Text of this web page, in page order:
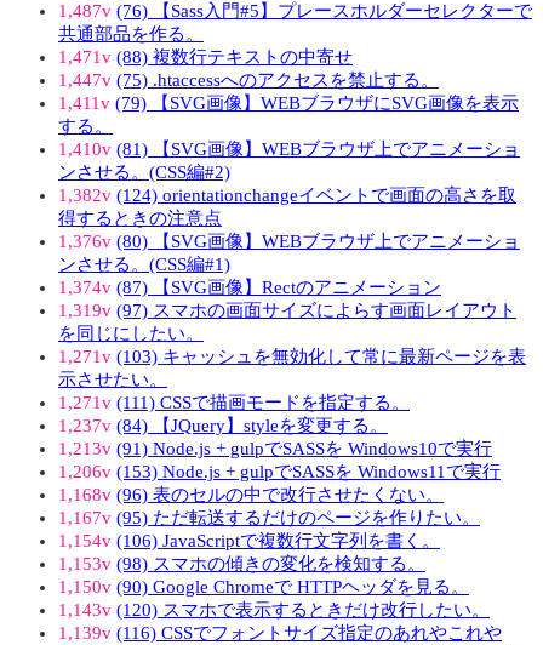
1,487v (76) 【Sass入門#5】プレースホルダーセレクターで
共通部品を作る。
1,471v (88) 複数行テキストの中寄せ
1,447v (75) .htaccessへのアクセスを禁止する。
1,411v (79) 【SVG画像】WEBブラウザにSVG画像を表示
する。
1,410v (81) 【SVG画像】WEBブラウザ上でアニメーショ
ンさせる。(CSS編#2)
1,382v (124) orientationchangeイベントで画面の高さを取
得するときの注意点
1,376v (80) 【SVG画像】WEBブラウザ上でアニメーショ
ンさせる。(CSS編#1)
1,374v (87) 【SVG画像】Rectのアニメーション
1,319v (97) スマホの画面サイズによらす画面レイアウト
を同じにしたい。
1,271v (103) キャッシュを無効化して常に最新ページを表
示させたい。
1,271v (111) CSSで描画モードを指定する。
1,237v (84) 【JQuery】styleを変更する。
1,213v (91) Node.js + gulpでSASSを Windows10で実行
1,206v (153) Node.js + gulpでSASSを Windows11で実行
1,168v (96) 表のセルの中で改行させたくない。
1,167v (95) ただ転送するだけのページを作りたい。
1,154v (106) JavaScriptで複数行文字列を書く。
1,153v (98) スマホの傾きの変化を検知する。
1,150v (90) Google Chromeで HTTPヘッダを見る。
1,143v (120) スマホで表示するときだけ改行したい。
1,139v (116) CSSでフォントサイズ指定のあれやこれや